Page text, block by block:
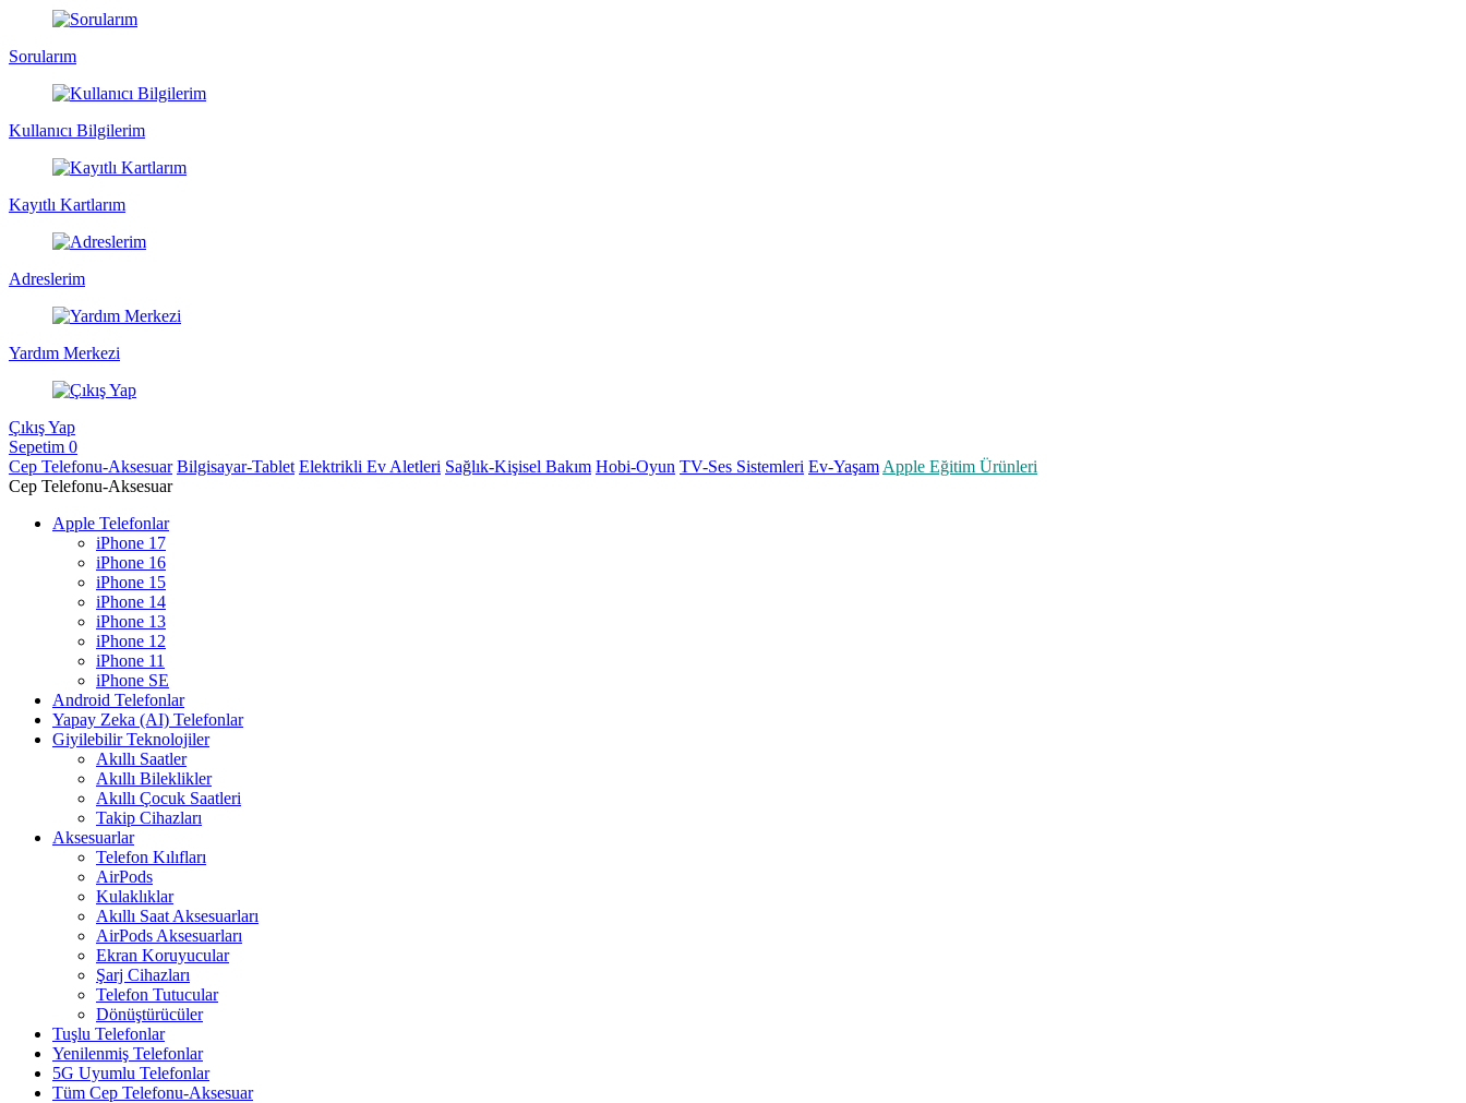
Sorularım
Kullanıcı Bilgilerim
Kayıtlı Kartlarım
Adreslerim
Yardım Merkezi
Çıkış Yap
Sepetim 0
Cep Telefonu-Aksesuar Bilgisayar-Tablet Elektrikli Ev Aletleri Sağlık-Kişisel Bakım Hobi-Oyun TV-Ses Sistemleri Ev-Yaşam Apple Eğitim Ürünleri
Cep Telefonu-Aksesuar
Apple Telefonlar
iPhone 17
iPhone 16
iPhone 15
iPhone 14
iPhone 13
iPhone 12
iPhone 11
iPhone SE
Android Telefonlar
Yapay Zeka (AI) Telefonlar
Giyilebilir Teknolojiler
Akıllı Saatler
Akıllı Bileklikler
Akıllı Çocuk Saatleri
Takip Cihazları
Aksesuarlar
Telefon Kılıfları
AirPods
Kulaklıklar
Akıllı Saat Aksesuarları
AirPods Aksesuarları
Ekran Koruyucular
Şarj Cihazları
Telefon Tutucular
Dönüştürücüler
Tuşlu Telefonlar
Yenilenmiş Telefonlar
5G Uyumlu Telefonlar
Tüm Cep Telefonu-Aksesuar